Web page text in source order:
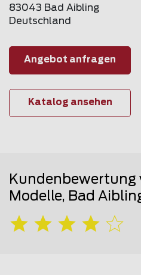
83043 Bad Aibling
Deutschland
Angebot anfragen
Katalog ansehen
Kundenbewertung
Modelle, Bad